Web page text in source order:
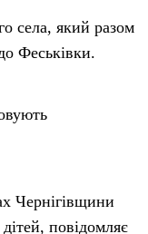
села, який разом
Феськівки.
Чернігівщини
повідомляє